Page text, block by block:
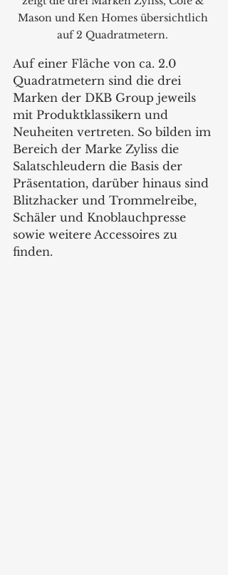
Mason und Ken Homes übersichtlich
auf 2 Quadratmetern.
Auf einer Fläche von ca. 2.0
Quadratmetern sind die drei
Marken der DKB Group jeweils
mit Produktklassikern und
Neuheiten vertreten. So bilden im
Bereich der Marke Zyliss die
Salatschleudern die Basis der
Präsentation, darüber hinaus sind
Blitzhacker und Trommelreibe,
Schäler und Knoblauchpresse
sowie weitere Accessoires zu
finden.